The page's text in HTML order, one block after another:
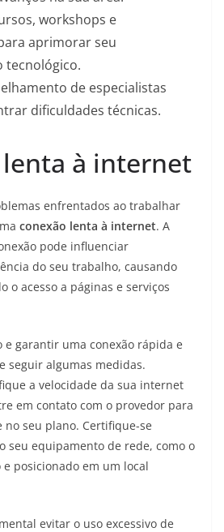
workshops e
aprimorar seu
tecnológico.
de especialistas
dificuldades técnicas.
lenta à internet
enfrentados ao trabalhar
conexão lenta à internet. A
pode influenciar
do seu trabalho, causando
o acesso a páginas e serviços
e garantir uma conexão rápida e
seguir algumas medidas.
a velocidade da sua internet
em contato com o provedor para
seu plano. Certifique-se
seu equipamento de rede, como o
posicionado em um local
evitar o uso excessivo de